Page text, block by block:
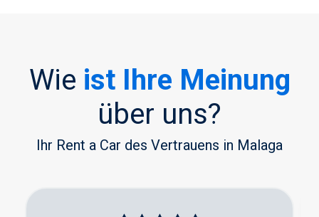
Wie ist Ihre Meinung
über uns?
Ihr Rent a Car des Vertrauens in Malaga